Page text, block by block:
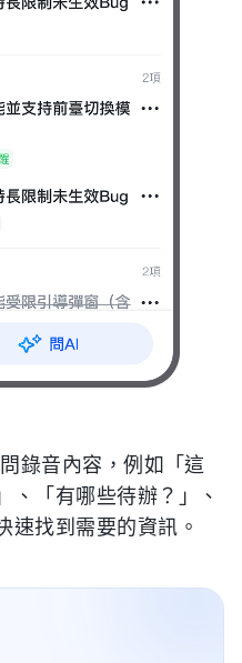
錄音內容，例如「這
、「有哪些待辦？」、
速找到需要的資訊。